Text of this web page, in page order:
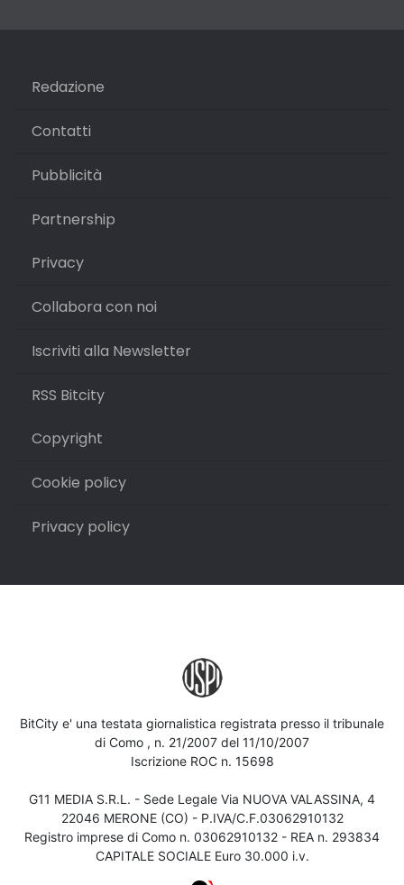
Redazione
Contatti
Pubblicità
Partnership
Privacy
Collabora con noi
Iscriviti alla Newsletter
RSS Bitcity
Copyright
Cookie policy
Privacy policy
BitCity e' una testata giornalistica registrata presso il tribunale
di Como , n. 21/2007 del 11/10/2007
Iscrizione ROC n. 15698
G11 MEDIA S.R.L. - Sede Legale Via NUOVA VALASSINA, 4
22046 MERONE (CO) - P.IVA/C.F.03062910132
Registro imprese di Como n. 03062910132 - REA n. 293834
CAPITALE SOCIALE Euro 30.000 i.v.